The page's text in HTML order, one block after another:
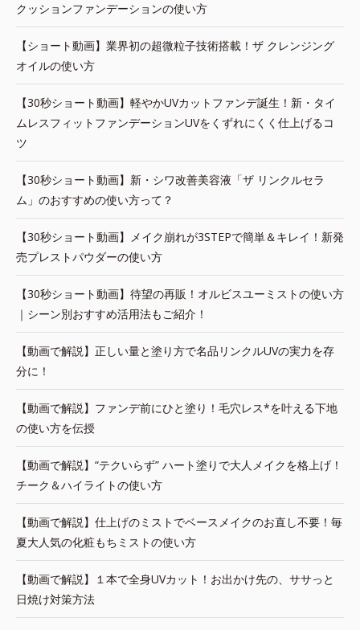
クッションファンデーションの使い方
【ショート動画】業界初の超微粒子技術搭載！ザ クレンジング
オイルの使い方
【30秒ショート動画】軽やかUVカットファンデ誕生！新・タイ
ムレスフィットファンデーションUVをくずれにくく仕上げるコ
ツ
【30秒ショート動画】新・シワ改善美容液「ザ リンクルセラ
ム」のおすすめの使い方って？
【30秒ショート動画】メイク崩れが3STEPで簡単＆キレイ！新発
売プレストパウダーの使い方
【30秒ショート動画】待望の再販！オルビスユーミストの使い方
｜シーン別おすすめ活用法もご紹介！
【動画で解説】正しい量と塗り方で名品リンクルUVの実力を存
分に！
【動画で解説】ファンデ前にひと塗り！毛穴レス*を叶える下地
の使い方を伝授
【動画で解説】“テクいらず” ハート塗りで大人メイクを格上げ！
チーク＆ハイライトの使い方
【動画で解説】仕上げのミストでベースメイクのお直し不要！毎
夏大人気の化粧もちミストの使い方
【動画で解説】１本で全身UVカット！お出かけ先の、ササっと
日焼け対策方法